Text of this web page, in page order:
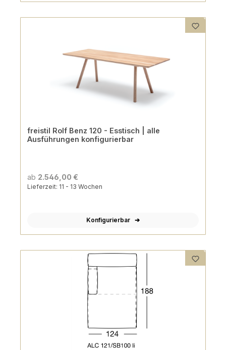
freistil Rolf Benz 120 - Esstisch | alle
Ausführungen konfigurierbar
ab 2.546,00 €
Lieferzeit: 11 - 13 Wochen
Konfigurierbar